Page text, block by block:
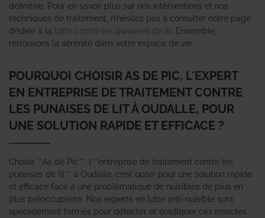
définitive. Pour en savoir plus sur nos interventions et nos
techniques de traitement, n’hésitez pas à consulter notre page
dédiée à la
lutte contre les punaises de lit . Ensemble,
retrouvons la sérénité dans votre espace de vie.
POURQUOI CHOISIR AS DE PIC, L'EXPERT
EN ENTREPRISE DE TRAITEMENT CONTRE
LES PUNAISES DE LIT À OUDALLE, POUR
UNE SOLUTION RAPIDE ET EFFICACE ?
Choisir **As de Pic**, l’**entreprise de traitement contre les
punaises de lit** à Oudalle, c’est opter pour une solution rapide
et efficace face à une problématique de nuisibles de plus en
plus préoccupante. Nos experts en lutte anti-nuisible sont
spécialement formés pour détecter et éradiquer ces insectes